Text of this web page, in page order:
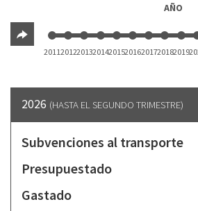
AÑO
201120122013201420152016201720182019
2026 (HASTA EL SEGUNDO TRIMESTRE)
Subvenciones al transporte
Presupuestado
Gastado